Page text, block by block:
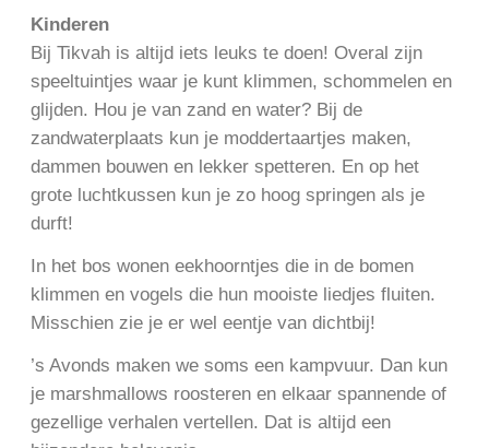
Kinderen
Bij Tikvah is altijd iets leuks te doen! Overal zijn
speeltuintjes waar je kunt klimmen, schommelen en
glijden. Hou je van zand en water? Bij de
zandwaterplaats kun je moddertaartjes maken,
dammen bouwen en lekker spetteren. En op het
grote luchtkussen kun je zo hoog springen als je
durft!
In het bos wonen eekhoorntjes die in de bomen
klimmen en vogels die hun mooiste liedjes fluiten.
Misschien zie je er wel eentje van dichtbij!
’s Avonds maken we soms een kampvuur. Dan kun
je marshmallows roosteren en elkaar spannende of
gezellige verhalen vertellen. Dat is altijd een